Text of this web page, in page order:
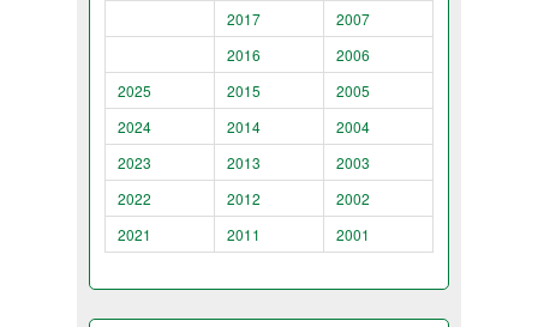
2017
2007
2016
2006
2025
2015
2005
2024
2014
2004
2023
2013
2003
2022
2012
2002
2021
2011 2001